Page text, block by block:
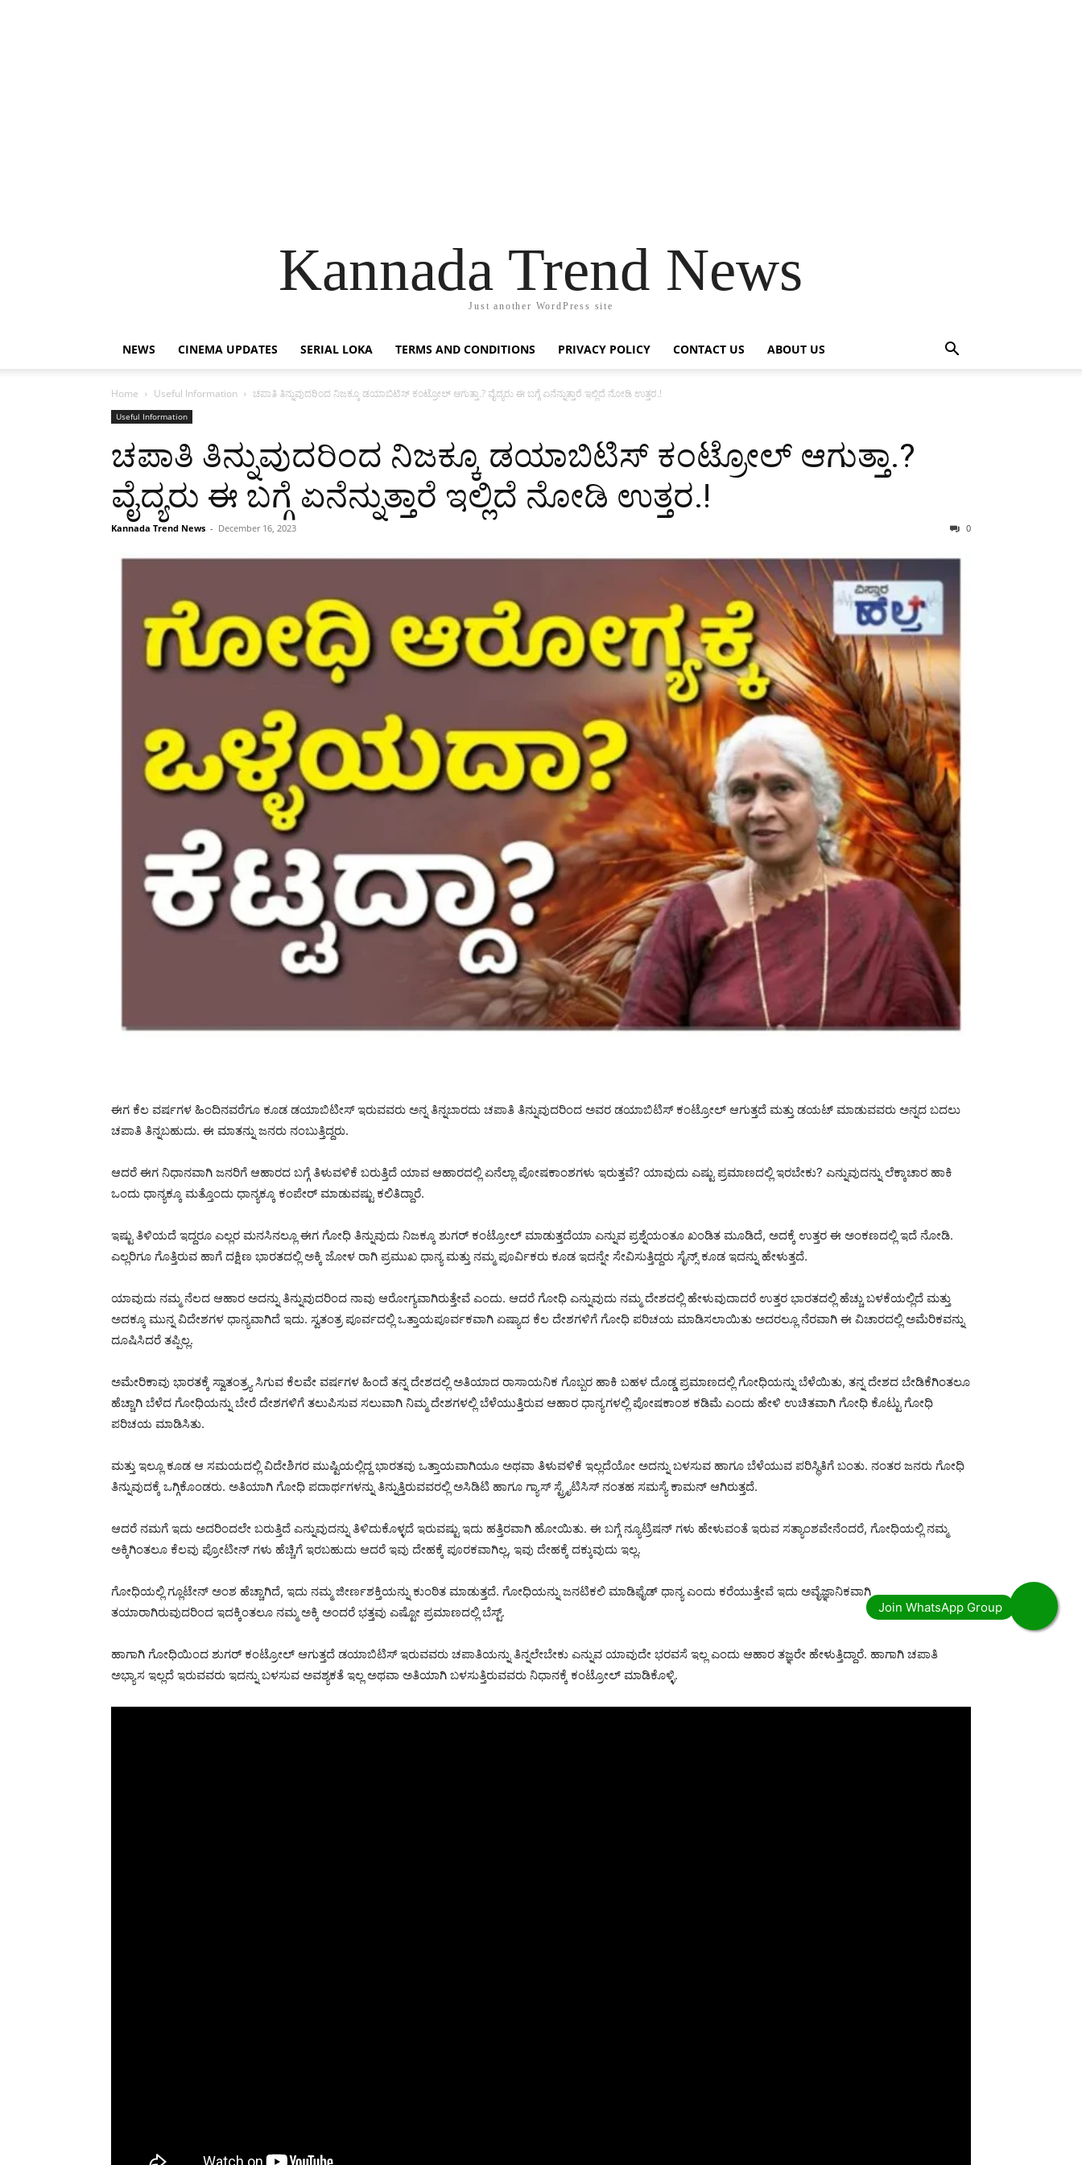
Kannada Trend News
Just another WordPress site
NEWS CINEMA UPDATES SERIAL LOKA TERMS AND CONDITIONS PRIVACY POLICY CONTACT US ABOUT US
Home Useful Information ಚಪಾತಿ ತಿನ್ನುವುದರಿಂದ ನಿಜಕ್ಕೂ ಡಯಾಬಿಟಿಸ್ ಕಂಟ್ರೋಲ್ ಆಗುತ್ತಾ.? ವೈದ್ಯರು ಈ ಬಗ್ಗೆ ಏನೆನ್ನುತ್ತಾರೆ ಇಲ್ಲಿದೆ ನೋಡಿ ಉತ್ತರ.!
Useful Information
ಚಪಾತಿ ತಿನ್ನುವುದರಿಂದ ನಿಜಕ್ಕೂ ಡಯಾಬಿಟಿಸ್ ಕಂಟ್ರೋಲ್ ಆಗುತ್ತಾ.?
ವೈದ್ಯರು ಈ ಬಗ್ಗೆ ಏನೆನ್ನುತ್ತಾರೆ ಇಲ್ಲಿದೆ ನೋಡಿ ಉತ್ತರ.!
Kannada Trend News - December 16, 2023 0
ಈಗ ಕೆಲ ವರ್ಷಗಳ ಹಿಂದಿನವರೆಗೂ ಕೂಡ ಡಯಾಬಿಟೀಸ್ ಇರುವವರು ಅನ್ನ ತಿನ್ನಬಾರದು ಚಪಾತಿ ತಿನ್ನುವುದರಿಂದ ಅವರ ಡಯಾಬಿಟಿಸ್ ಕಂಟ್ರೋಲ್ ಆಗುತ್ತದೆ ಮತ್ತು ಡಯಟ್ ಮಾಡುವವರು ಅನ್ನದ ಬದಲು
ಚಪಾತಿ ತಿನ್ನಬಹುದು. ಈ ಮಾತನ್ನು ಜನರು ನಂಬುತ್ತಿದ್ದರು.
ಆದರೆ ಈಗ ನಿಧಾನವಾಗಿ ಜನರಿಗೆ ಆಹಾರದ ಬಗ್ಗೆ ತಿಳುವಳಿಕೆ ಬರುತ್ತಿದೆ ಯಾವ ಆಹಾರದಲ್ಲಿ ಏನೆಲ್ಲಾ ಪೋಷಕಾಂಶಗಳು ಇರುತ್ತವೆ? ಯಾವುದು ಎಷ್ಟು ಪ್ರಮಾಣದಲ್ಲಿ ಇರಬೇಕು? ಎನ್ನುವುದನ್ನು ಲೆಕ್ಕಾಚಾರ ಹಾಕಿ
ಒಂದು ಧಾನ್ಯಕ್ಕೂ ಮತ್ತೊಂದು ಧಾನ್ಯಕ್ಕೂ ಕಂಪೇರ್ ಮಾಡುವಷ್ಟು ಕಲಿತಿದ್ದಾರೆ.
ಇಷ್ಟು ತಿಳಿಯದೆ ಇದ್ದರೂ ಎಲ್ಲರ ಮನಸಿನಲ್ಲೂ ಈಗ ಗೋಧಿ ತಿನ್ನುವುದು ನಿಜಕ್ಕೂ ಶುಗರ್ ಕಂಟ್ರೋಲ್ ಮಾಡುತ್ತದೆಯಾ ಎನ್ನುವ ಪ್ರಶ್ನೆಯಂತೂ ಖಂಡಿತ ಮೂಡಿದೆ, ಅದಕ್ಕೆ ಉತ್ತರ ಈ ಅಂಕಣದಲ್ಲಿ ಇದೆ ನೋಡಿ.
ಎಲ್ಲರಿಗೂ ಗೊತ್ತಿರುವ ಹಾಗೆ ದಕ್ಷಿಣ ಭಾರತದಲ್ಲಿ ಅಕ್ಕಿ ಜೋಳ ರಾಗಿ ಪ್ರಮುಖ ಧಾನ್ಯ ಮತ್ತು ನಮ್ಮ ಪೂರ್ವಿಕರು ಕೂಡ ಇದನ್ನೇ ಸೇವಿಸುತ್ತಿದ್ದರು ಸೈನ್ಸ್ ಕೂಡ ಇದನ್ನು ಹೇಳುತ್ತದೆ.
ಯಾವುದು ನಮ್ಮ ನೆಲದ ಆಹಾರ ಅದನ್ನು ತಿನ್ನುವುದರಿಂದ ನಾವು ಆರೋಗ್ಯವಾಗಿರುತ್ತೇವೆ ಎಂದು. ಆದರೆ ಗೋಧಿ ಎನ್ನುವುದು ನಮ್ಮ ದೇಶದಲ್ಲಿ ಹೇಳುವುದಾದರೆ ಉತ್ತರ ಭಾರತದಲ್ಲಿ ಹೆಚ್ಚು ಬಳಕೆಯಲ್ಲಿದೆ ಮತ್ತು
ಅದಕ್ಕೂ ಮುನ್ನ ವಿದೇಶಗಳ ಧಾನ್ಯವಾಗಿದೆ ಇದು. ಸ್ವತಂತ್ರ ಪೂರ್ವದಲ್ಲಿ ಒತ್ತಾಯಪೂರ್ವಕವಾಗಿ ಏಷ್ಯಾದ ಕೆಲ ದೇಶಗಳಿಗೆ ಗೋಧಿ ಪರಿಚಯ ಮಾಡಿಸಲಾಯಿತು ಅದರಲ್ಲೂ ನೆರವಾಗಿ ಈ ವಿಚಾರದಲ್ಲಿ ಅಮೆರಿಕವನ್ನು
ದೂಷಿಸಿದರೆ ತಪ್ಪಿಲ್ಲ.
ಅಮೇರಿಕಾವು ಭಾರತಕ್ಕೆ ಸ್ವಾತಂತ್ರ್ಯ ಸಿಗುವ ಕೆಲವೇ ವರ್ಷಗಳ ಹಿಂದೆ ತನ್ನ ದೇಶದಲ್ಲಿ ಅತಿಯಾದ ರಾಸಾಯನಿಕ ಗೊಬ್ಬರ ಹಾಕಿ ಬಹಳ ದೊಡ್ಡ ಪ್ರಮಾಣದಲ್ಲಿ ಗೋಧಿಯನ್ನು ಬೆಳೆಯಿತು, ತನ್ನ ದೇಶದ ಬೇಡಿಕೆಗಿಂತಲೂ
ಹೆಚ್ಚಾಗಿ ಬೆಳೆದ ಗೋಧಿಯನ್ನು ಬೇರೆ ದೇಶಗಳಿಗೆ ತಲುಪಿಸುವ ಸಲುವಾಗಿ ನಿಮ್ಮ ದೇಶಗಳಲ್ಲಿ ಬೆಳೆಯುತ್ತಿರುವ ಆಹಾರ ಧಾನ್ಯಗಳಲ್ಲಿ ಪೋಷಕಾಂಶ ಕಡಿಮೆ ಎಂದು ಹೇಳಿ ಉಚಿತವಾಗಿ ಗೋಧಿ ಕೊಟ್ಟು ಗೋಧಿ
ಪರಿಚಯ ಮಾಡಿಸಿತು.
ಮತ್ತು ಇಲ್ಲೂ ಕೂಡ ಆ ಸಮಯದಲ್ಲಿ ವಿದೇಶಿಗರ ಮುಷ್ಟಿಯಲ್ಲಿದ್ದ ಭಾರತವು ಒತ್ತಾಯವಾಗಿಯೂ ಅಥವಾ ತಿಳುವಳಿಕೆ ಇಲ್ಲದೆಯೋ ಅದನ್ನು ಬಳಸುವ ಹಾಗೂ ಬೆಳೆಯುವ ಪರಿಸ್ಥಿತಿಗೆ ಬಂತು. ನಂತರ ಜನರು ಗೋಧಿ
ತಿನ್ನುವುದಕ್ಕೆ ಒಗ್ಗಿಕೊಂಡರು. ಅತಿಯಾಗಿ ಗೋಧಿ ಪದಾರ್ಥಗಳನ್ನು ತಿನ್ನುತ್ತಿರುವವರಲ್ಲಿ ಅಸಿಡಿಟಿ ಹಾಗೂ ಗ್ಯಾಸ್ ಸ್ಟ್ರೈಟಿಸಿಸ್ ನಂತಹ ಸಮಸ್ಯೆ ಕಾಮನ್ ಆಗಿರುತ್ತದೆ.
ಆದರೆ ನಮಗೆ ಇದು ಅದರಿಂದಲೇ ಬರುತ್ತಿದೆ ಎನ್ನುವುದನ್ನು ತಿಳಿದುಕೊಳ್ಳದೆ ಇರುವಷ್ಟು ಇದು ಹತ್ತಿರವಾಗಿ ಹೋಯಿತು. ಈ ಬಗ್ಗೆ ನ್ಯೂಟ್ರಿಷನ್ ಗಳು ಹೇಳುವಂತೆ ಇರುವ ಸತ್ಯಾಂಶವೇನೆಂದರೆ, ಗೋಧಿಯಲ್ಲಿ ನಮ್ಮ
ಅಕ್ಕಿಗಿಂತಲೂ ಕೆಲವು ಪ್ರೋಟೀನ್ ಗಳು ಹೆಚ್ಚಿಗೆ ಇರಬಹುದು ಆದರೆ ಇವು ದೇಹಕ್ಕೆ ಪೂರಕವಾಗಿಲ್ಲ, ಇವು ದೇಹಕ್ಕೆ ದಕ್ಕುವುದು ಇಲ್ಲ.
ಗೋಧಿಯಲ್ಲಿ ಗ್ಲೂಟೇನ್ ಅಂಶ ಹೆಚ್ಚಾಗಿದೆ, ಇದು ನಮ್ಮ ಜೀರ್ಣಶಕ್ತಿಯನ್ನು ಕುಂಠಿತ ಮಾಡುತ್ತದೆ. ಗೋಧಿಯನ್ನು ಜನಟಿಕಲಿ ಮಾಡಿಫೈಡ್ ಧಾನ್ಯ ಎಂದು ಕರೆಯುತ್ತೇವೆ ಇದು ಅವೈಜ್ಞಾನಿಕವಾಗಿ
ತಯಾರಾಗಿರುವುದರಿಂದ ಇದಕ್ಕಿಂತಲೂ ನಮ್ಮ ಅಕ್ಕಿ ಅಂದರೆ ಭತ್ತವು ಎಷ್ಟೋ ಪ್ರಮಾಣದಲ್ಲಿ ಬೆಸ್ಟ್.
ಹಾಗಾಗಿ ಗೋಧಿಯಿಂದ ಶುಗರ್ ಕಂಟ್ರೋಲ್ ಆಗುತ್ತದೆ ಡಯಾಬಿಟಿಸ್ ಇರುವವರು ಚಪಾತಿಯನ್ನು ತಿನ್ನಲೇಬೇಕು ಎನ್ನುವ ಯಾವುದೇ ಭರವಸೆ ಇಲ್ಲ ಎಂದು ಆಹಾರ ತಜ್ಞರೇ ಹೇಳುತ್ತಿದ್ದಾರೆ. ಹಾಗಾಗಿ ಚಪಾತಿ
ಅಭ್ಯಾಸ ಇಲ್ಲದೆ ಇರುವವರು ಇದನ್ನು ಬಳಸುವ ಅವಶ್ಯಕತೆ ಇಲ್ಲ ಅಥವಾ ಅತಿಯಾಗಿ ಬಳಸುತ್ತಿರುವವರು ನಿಧಾನಕ್ಕೆ ಕಂಟ್ರೋಲ್ ಮಾಡಿಕೊಳ್ಳಿ.